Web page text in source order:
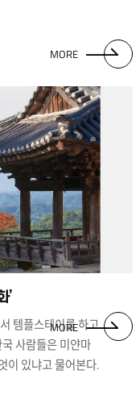
MORE
’
템플스테이를 하고
사람들은 미얀마
이 있냐고 물어본다.
MORE